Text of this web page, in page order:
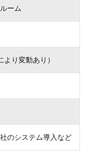
ーム
り変動あり）
のシステム導入など